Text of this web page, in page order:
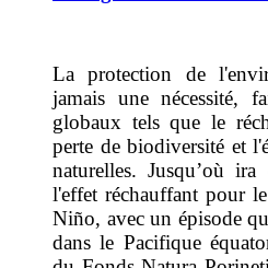
La protection de
jamais une nécessité,
globaux tels que le
perte de biodiversité et
naturelles. Jusqu’où
l'effet réchauffant pour
Niño, avec un épisode
dans le Pacifique